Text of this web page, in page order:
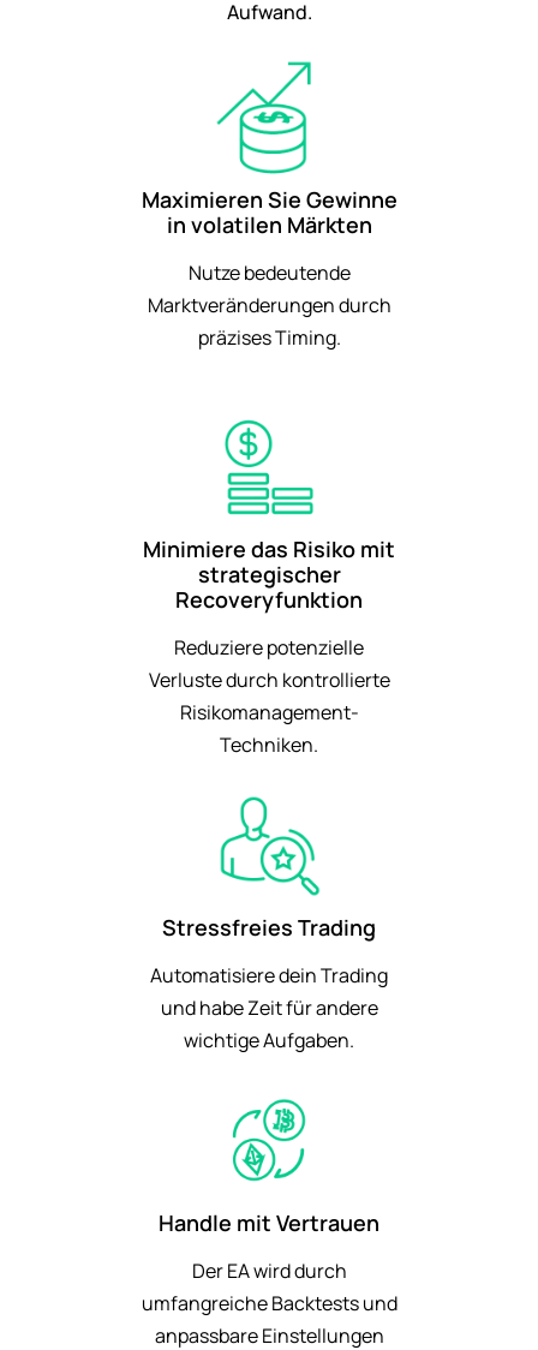
Aufwand.
Maximieren Sie Gewinne
in volatilen Märkten
Nutze bedeutende
Marktveränderungen durch
präzises Timing.
Minimiere das Risiko mit
strategischer
Recoveryfunktion
Reduziere potenzielle
Verluste durch kontrollierte
Risikomanagement-
Techniken.
Stressfreies Trading
Automatisiere dein Trading
und habe Zeit für andere
wichtige Aufgaben.
Handle mit Vertrauen
Der EA wird durch
umfangreiche Backtests und
anpassbare Einstellungen